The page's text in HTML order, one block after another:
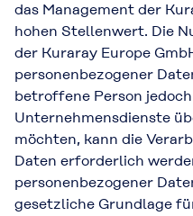
das Management der
hohen Stellenwert. Die
der Kuraray Europe
personenbezogener
betroffene Person
Unternehmensdienste
möchten, kann die
Daten erforderlich
personenbezogener
gesetzliche Grundlage